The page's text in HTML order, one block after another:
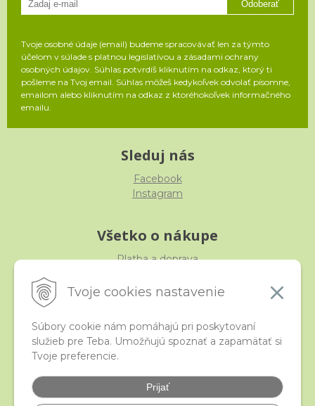
Tvoje cookies nastavenie
Súbory cookie nám pomáhajú pri poskytovaní
služieb pre Teba. Umožňujú spoznať a zapamätať si
Tvoje preferencie.
Prijať
Odoberať
Tvoje osobné údaje (email) budeme spracovávať len za týmto
účelom v súlade s platnou legislatívou a zásadami ochrany
osobných údajov. Súhlas potvrdíš kliknutím na odkaz, ktorý ti
pošleme na Tvoj email. Súhlas môžeš kedykoľvek odvolať písomne,
emailom alebo kliknutím na odkaz z ktoréhokoľvek informačného
emailu.
Sleduj nás
Facebook
Instagram
Všetko o nákupe
Platba a doprava
Obchodné podmienky
iStraka
Veľkoobchod
Najčastejšie otázky